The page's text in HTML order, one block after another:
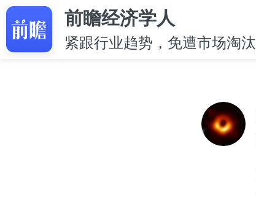
前瞻经济学人
紧跟行业趋势，免遭市场淘汰